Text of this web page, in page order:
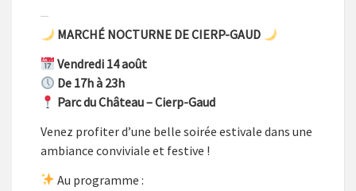
MARCHÉ NOCTURNE DE CIERP-GAUD
Vendredi 14 août
De 17h à 23h
Parc du Château – Cierp-Gaud
Venez profiter d’une belle soirée estivale dans une
ambiance conviviale et festive !
Au programme :